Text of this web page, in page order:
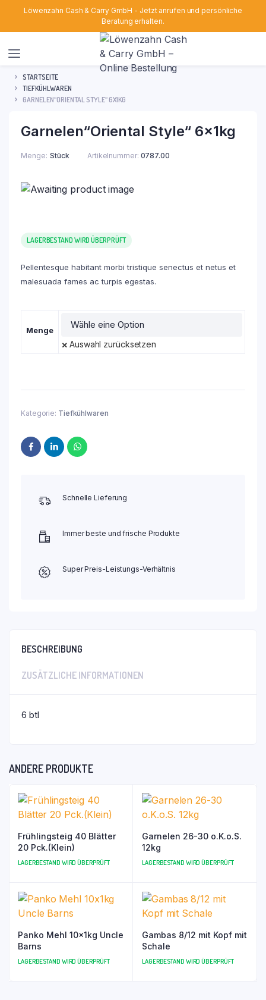
Löwenzahn Cash & Carry GmbH - Jetzt anrufen und persönliche
Beratung erhalten.
STARTSEITE
TIEFKÜHLWAREN
GARNELEN“ORIENTAL STYLE“ 6X1KG
Garnelen“Oriental Style“ 6x1kg
Menge Stück Artikelnummer: 0787.00
LAGERBESTAND WIRD ÜBERPRÜFT
Pellentesque habitant morbi tristique senectus et netus et
malesuada fames ac turpis egestas.
Menge
Auswahl zurücksetzen
Kategorie: Tiefkühlwaren
Schnelle Lieferung
Immer beste und frische Produkte
Super Preis-Leistungs-Verhältnis
BESCHREIBUNG
ZUSÄTZLICHE INFORMATIONEN
6 btl
ANDERE PRODUKTE
Frühlingsteig 40 Blätter
20 Pck.(Klein)
LAGERBESTAND WIRD ÜBERPRÜFT
Garnelen 26-30 o.K.o.S.
12kg
LAGERBESTAND WIRD ÜBERPRÜFT
Panko Mehl 10x1kg Uncle
Barns
LAGERBESTAND WIRD ÜBERPRÜFT
Gambas 8/12 mit Kopf mit
Schale
LAGERBESTAND WIRD ÜBERPRÜFT